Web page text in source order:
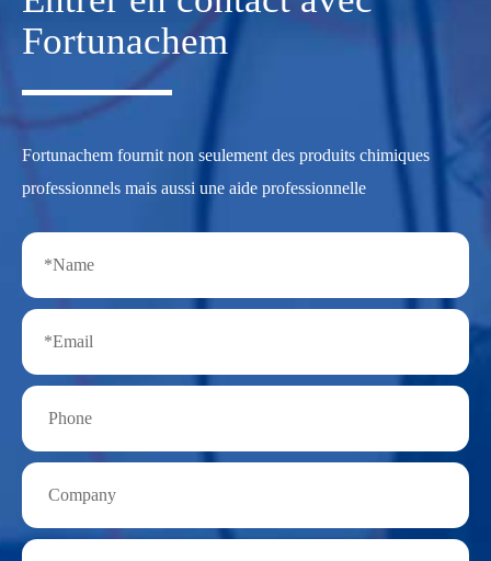
Fortunachem
Fortunachem fournit non seulement des produits chimiques
professionnels mais aussi une aide professionnelle